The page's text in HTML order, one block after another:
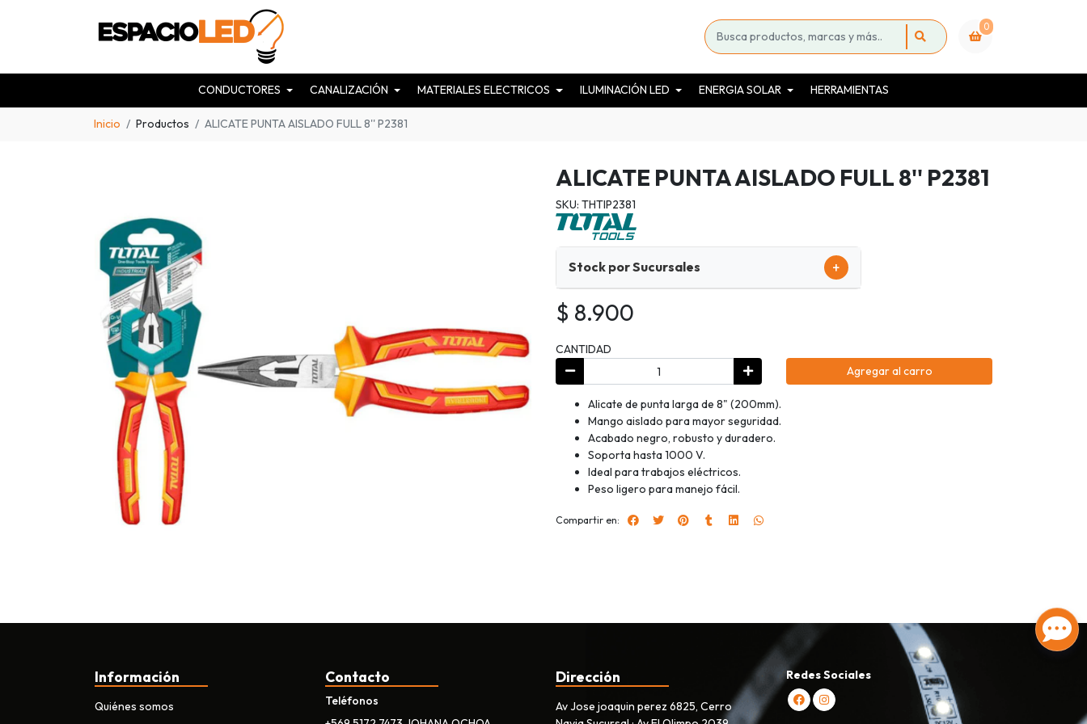
0
CONDUCTORES CANALIZACIÓN MATERIALES ELECTRICOS ILUMINACIÓN LED ENERGIA SOLAR HERRAMIENTAS
Inicio Productos ALICATE PUNTA AISLADO FULL 8'' P2381
ALICATE PUNTA AISLADO FULL 8'' P2381
SKU: THTIP2381
Stock por Sucursales +
$ 8.900
CANTIDAD
Agregar al carro
Alicate de punta larga de 8" (200mm).
Mango aislado para mayor seguridad.
Acabado negro, robusto y duradero.
Soporta hasta 1000 V.
Ideal para trabajos eléctricos.
Peso ligero para manejo fácil.
Compartir en:
Información
Quiénes somos
Contacto
Teléfonos
Dirección
Av Jose joaquin perez 6825, Cerro
Redes Sociales